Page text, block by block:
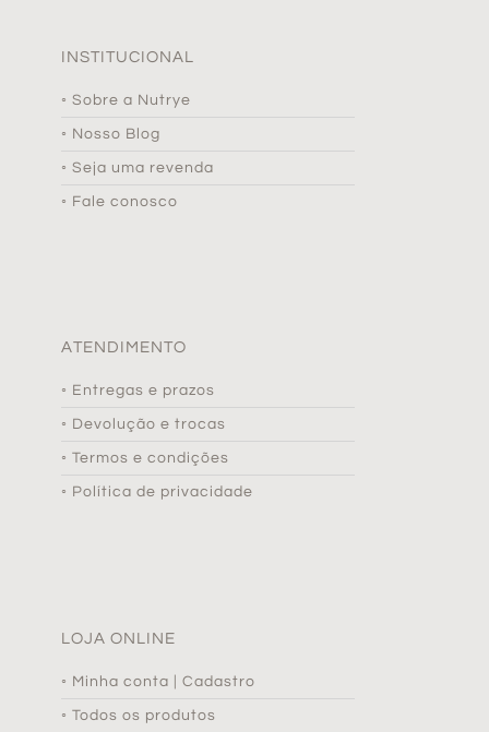
INSTITUCIONAL
◦ Sobre a Nutrye
◦ Nosso Blog
◦ Seja uma revenda
◦ Fale conosco
ATENDIMENTO
◦ Entregas e prazos
◦ Devolução e trocas
◦ Termos e condições
◦ Política de privacidade
LOJA ONLINE
◦ Minha conta | Cadastro
◦ Todos os produtos